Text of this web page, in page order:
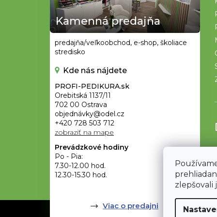
zlepšovali
Kamenná predajňa
predajňa/veľkoobchod, e-shop, školiace
stredisko
Kde nás nájdete
PROFI-PEDIKURA.sk
Orebitská 1137/11
702 00 Ostrava
objednávky@odel.cz
+420 728 503 712
zobraziť na mape
Prevádzkové hodiny
Po - Pia:
7.30-12.00 hod.
12.30-15.30 hod.
Viac o predajni